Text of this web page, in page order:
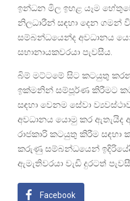
ඉන්ධන මිල ඉහළ යෑම
නිලධාරීන් සඳහා දෙන ගමන්
සම්බන්ධයෙන්ද අවධානය
සභානායකවරයා පැවසීය.
බිම් මට්ටමේ සිට කටයුතු කරන
ඉක්මනින් සම්පූර්ණ කිරීමට
සඳහා වෙනම සේවා
අවධානය යොමු කර ඇතැයිද
රාජකාරි කටයුතු කිරීම සඳහා
කරුණු සම්බන්ධයෙන්
ඇමැතිවරයා වැඩි දුරටත්
Facebook